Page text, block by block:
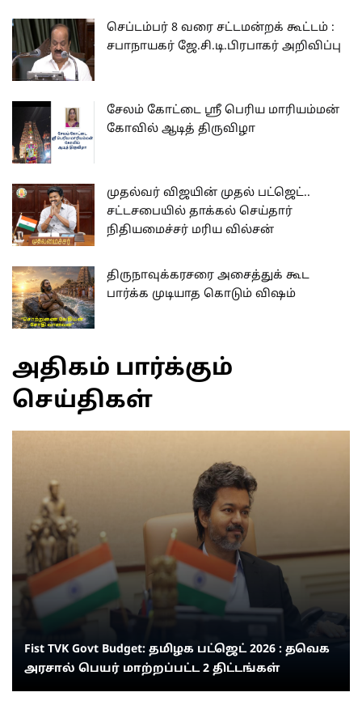
செப்டம்பர் 8 வரை சட்டமன்றக் கூட்டம் :
சபாநாயகர் ஜே.சி.டி.பிரபாகர் அறிவிப்பு
சேலம் கோட்டை ஸ்ரீ பெரிய மாரியம்மன்
கோவில் ஆடித் திருவிழா
முதல்வர் விஜயின் முதல் பட்ஜெட்..
சட்டசபையில் தாக்கல் செய்தார்
நிதியமைச்சர் மரிய வில்சன்
திருநாவுக்கரசரை அசைத்துக் கூட
பார்க்க முடியாத கொடும் விஷம்
அதிகம் பார்க்கும்
செய்திகள்
Fist TVK Govt Budget: தமிழக பட்ஜெட் 2026 : தவெக
அரசால் பெயர் மாற்றப்பட்ட 2 திட்டங்கள்